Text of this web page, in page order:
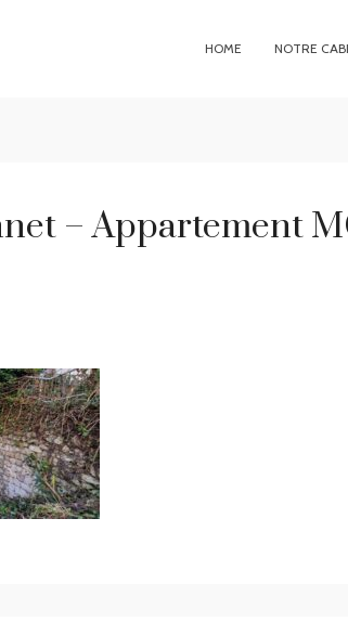
HOME NOTRE
– Appartement